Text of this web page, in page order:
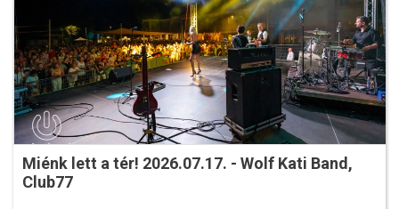
Miénk lett a tér! 2026.07.17. - Wolf Kati Band,
Club77